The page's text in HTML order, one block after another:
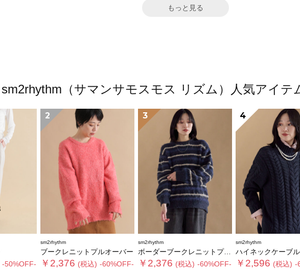
もっと見る
sm2rhythm（サマンサモスモス リズム）人気アイテ
-50%OFF-
2
sm2rhythm
ブークレニットプルオーバー
￥2,376 (税込) -60%OFF-
3
sm2rhythm
ボーダーブークレニットプルオーバー
￥2,376 (税込) -60%OFF-
4
sm2rhythm
ハイネックケーブルニットプ
￥2,596 (税込) -